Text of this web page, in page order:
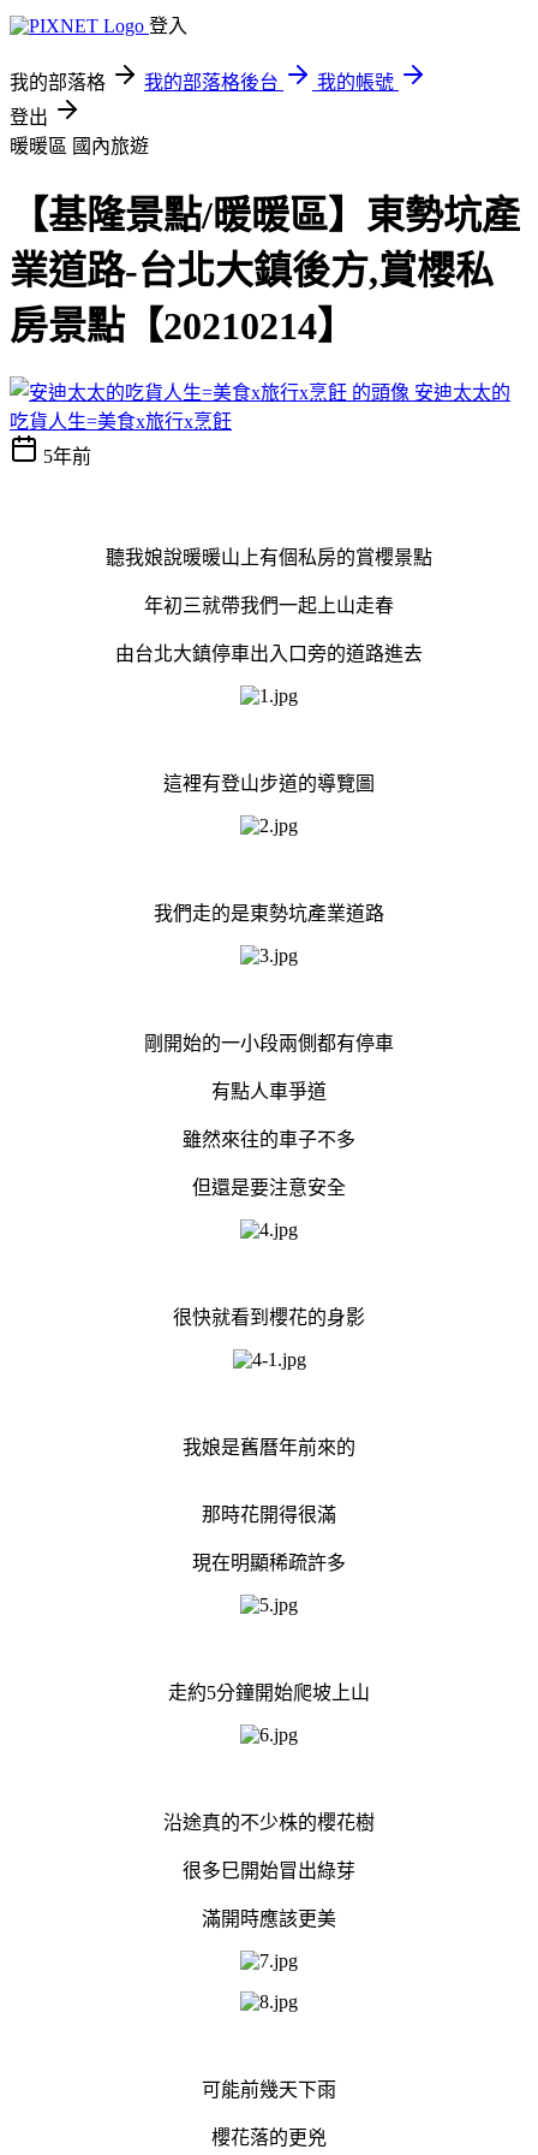
登入
我的部落格 我的部落格後台
我的帳號
登出
暖暖區 國內旅遊
【基隆景點/暖暖區】東勢坑產
業道路-台北大鎮後方,賞櫻私
房景點【20210214】
安迪太太的
吃貨人生=美食x旅行x烹飪
5年前
聽我娘說暖暖山上有個私房的賞櫻景點
年初三就帶我們一起上山走春
由台北大鎮停車出入口旁的道路進去
這裡有登山步道的導覽圖
我們走的是東勢坑產業道路
剛開始的一小段兩側都有停車
有點人車爭道
雖然來往的車子不多
但還是要注意安全
很快就看到櫻花的身影
我娘是舊曆年前來的
那時花開得很滿
現在明顯稀疏許多
走約5分鐘開始爬坡上山
沿途真的不少株的櫻花樹
很多巳開始冒出綠芽
滿開時應該更美
可能前幾天下雨
櫻花落的更兇